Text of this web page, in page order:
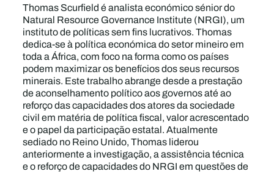
Thomas Scurfield é analista económico sénior do
Natural Resource Governance Institute (NRGI), um
instituto de políticas sem fins lucrativos. Thomas
dedica-se à política económica do setor mineiro em
toda a África, com foco na forma como os países
podem maximizar os benefícios dos seus recursos
minerais. Este trabalho abrange desde a prestação
de aconselhamento político aos governos até ao
reforço das capacidades dos atores da sociedade
civil em matéria de política fiscal, valor acrescentado
e o papel da participação estatal. Atualmente
sediado no Reino Unido, Thomas liderou
anteriormente a investigação, a assistência técnica
e o reforço de capacidades do NRGI em questões de